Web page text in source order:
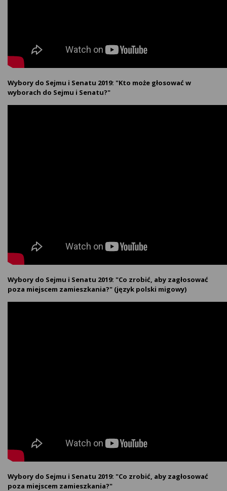
Wybory do Sejmu i Senatu 2019: "Kto może głosować w
wyborach do Sejmu i Senatu?"
Wybory do Sejmu i Senatu 2019: "Co zrobić, aby zagłosować
poza miejscem zamieszkania?" (język polski migowy)
Wybory do Sejmu i Senatu 2019: "Co zrobić, aby zagłosować
poza miejscem zamieszkania?"